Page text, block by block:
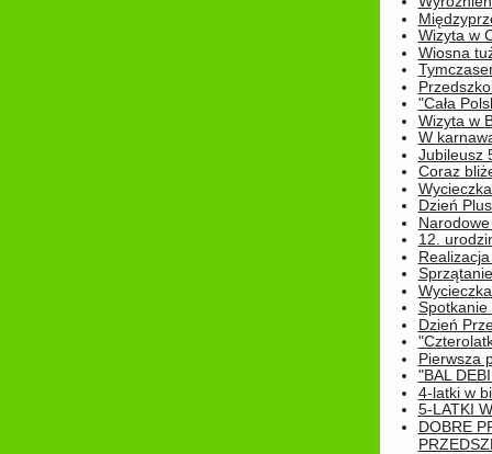
Wizyta w
Wiosna
"Cała
Wizyta w
W
Jubileusz
Coraz
Dzień
12.
Spotkanie
Dzień
Pierwsza
"BAL
4-latki w
5-LATKI
DOBRE